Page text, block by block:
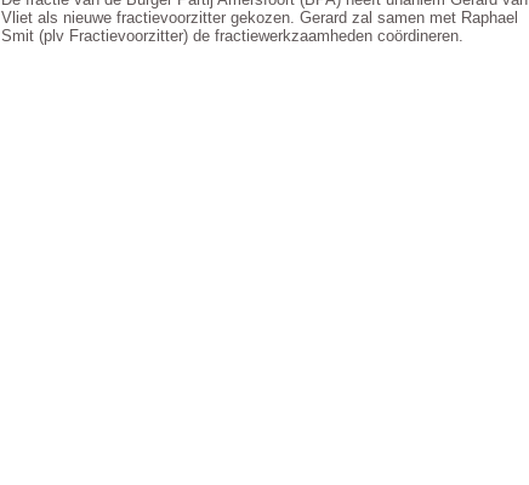
Vliet als nieuwe fractievoorzitter gekozen. Gerard zal samen met Raphael
Smit (plv Fractievoorzitter) de fractiewerkzaamheden coördineren.